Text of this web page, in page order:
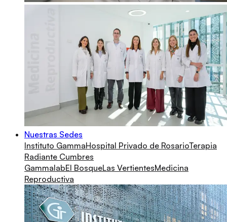
Nuestras Sedes
Instituto GammaHospital Privado de RosarioTerapia
Radiante Cumbres
GammalabEl BosqueLas VertientesMedicina
Reproductiva